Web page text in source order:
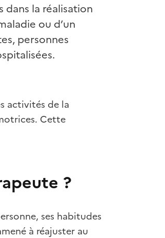
la réalisation
ou d’un
personnes
activités de la
Cette
?
ses habitudes
à réajuster au